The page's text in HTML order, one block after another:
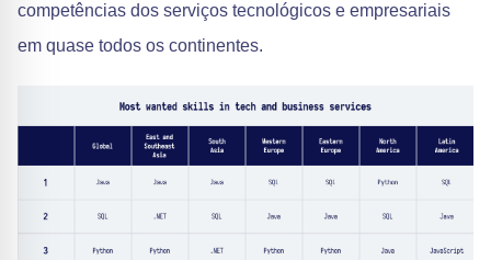
competências dos serviços tecnológicos e empresariais
em quase todos os continentes.